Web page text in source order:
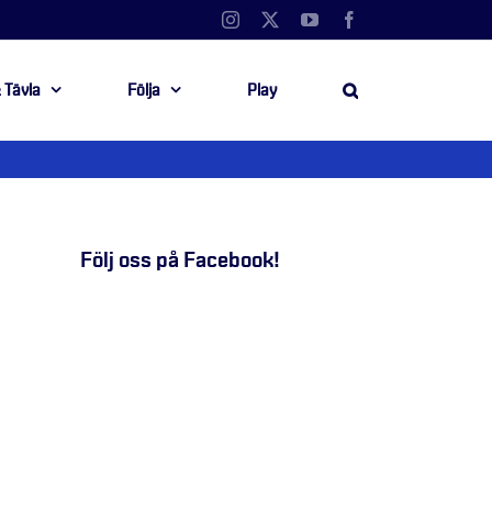
Instagram YouTube
Tävla Följa Play
Följ oss på Facebook!